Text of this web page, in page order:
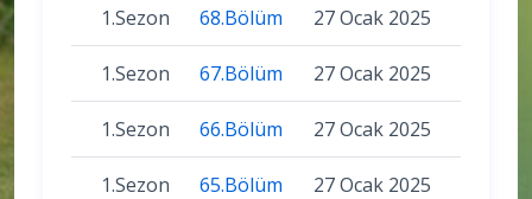
1.Sezon 68.Bölüm 27 Ocak 2025
1.Sezon 67.Bölüm 27 Ocak 2025
1.Sezon 66.Bölüm 27 Ocak 2025
1.Sezon 65.Bölüm 27 Ocak 2025